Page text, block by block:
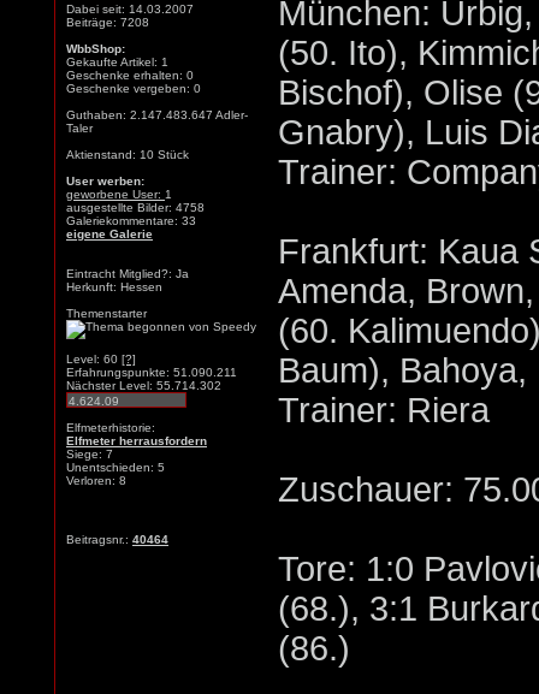
Dabei seit: 14.03.2007
Beiträge: 7208
WbbShop:
Gekaufte Artikel: 1
Geschenke erhalten: 0
Geschenke vergeben: 0
Guthaben: 2.147.483.647 Adler-
Taler
Aktienstand: 10 Stück
User werben:
geworbene User: 1
ausgestellte Bilder: 4758
Galeriekommentare: 33
eigene Galerie
Eintracht Mitglied?: Ja
Herkunft: Hessen
Themenstarter
Level: 60 [?]
Erfahrungspunkte: 51.090.211
Nächster Level: 55.714.302
Elfmeterhistorie:
Elfmeter herrausfordern
Siege: 7
Unentschieden: 5
Verloren: 8
Beitragsnr.: 40464
München:
(50. Ito),
Bischof), Olise
Gnabry), Luis
Trainer:
Frankfurt: Kaua
Amenda,
(60.
Baum),
Trainer: Riera
Zuschauer:
Tore: 1:0
(68.), 3:1
(86.)